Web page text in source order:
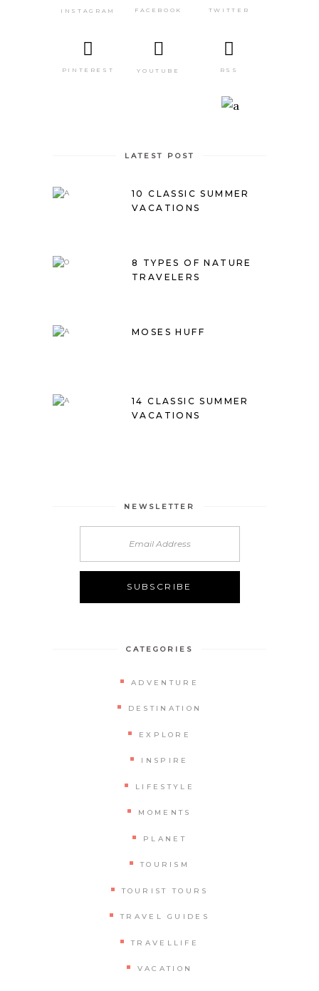
INSTAGRAM FACEBOOK TWITTER
PINTEREST YOUTUBE RSS
LATEST POST
10 CLASSIC SUMMER
VACATIONS
8 TYPES OF NATURE
TRAVELERS
MOSES HUFF
14 CLASSIC SUMMER
VACATIONS
NEWSLETTER
CATEGORIES
ADVENTURE
DESTINATION
EXPLORE
INSPIRE
LIFESTYLE
MOMENTS
PLANET
TOURISM
TOURIST TOURS
TRAVEL GUIDES
TRAVELLIFE
VACATION